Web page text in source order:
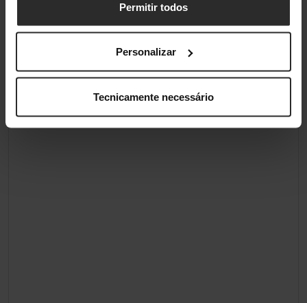
Permitir todos
Personalizar
Tecnicamente necessário